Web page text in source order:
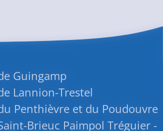
Guingamp
Lannion-Trestel
Penthièvre et du Poudouvre
Brieuc Paimpol Tréguier -